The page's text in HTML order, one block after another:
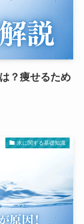
？痩せるため
水に関する基礎知識